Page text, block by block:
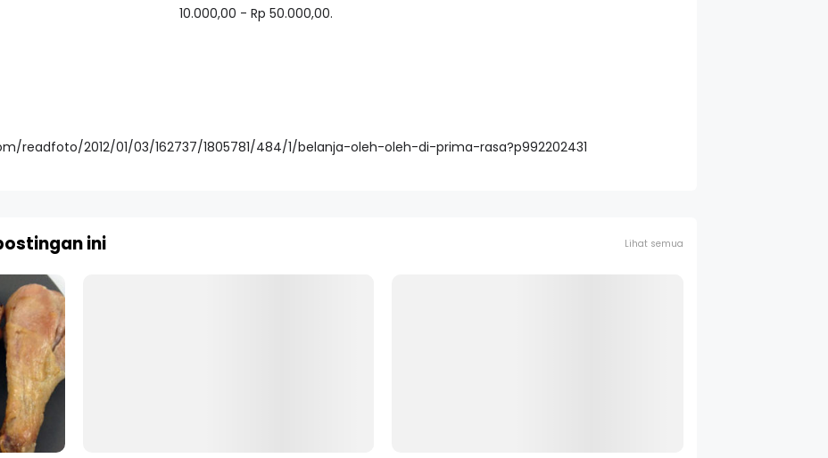
10.000,00 - Rp 50.000,00.
readfoto/2012/01/03/162737/1805781/484/1/belanja-oleh-oleh-di-prima-rasa?p992202431
ini Lihat semua